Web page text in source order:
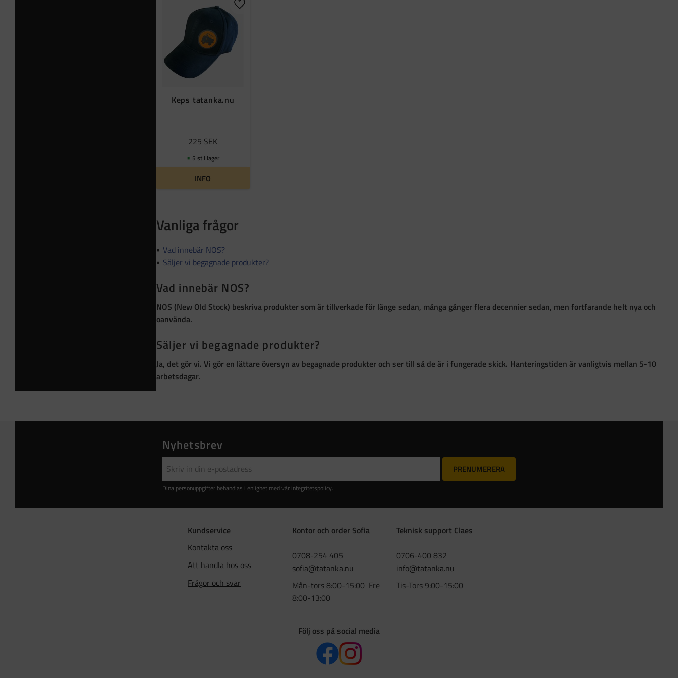
Keps tatanka.nu
225 SEK
Lägg till i favoriter
5 st i lager
INFO
Vanliga frågor
Vad innebär NOS?
Säljer vi begagnade produkter?
Vad innebär NOS?
NOS (New Old Stock) beskriva produkter som ärtillverkade för länge sedan, många gånger flera decennier sedan, men fortfarande helt nya och
oanvända.
Säljer vi begagnade produkter?
Ja, det gör vi. Vi gör en lättare översyn av begagnade produkter och ser till så de är i fungerade skick. Hanteringstiden är vanligtvis mellan 5-10
arbetsdagar.
Nyhetsbrev
PRENUMERERA
Dina personuppgifter behandlas i enlighet med vår integritetspolicy.
Kundservice
Kontakta oss
Att handla hos oss
Frågor och svar
Kontor och order Sofia
0708-254 405
sofia@tatanka.nu
Mån-tors 8:00-15:00 Fre
8:00-13:00
Teknisk support Claes
0706-400 832
info@tatanka.nu
Tis-Tors 9:00-15:00
Följ oss på social media